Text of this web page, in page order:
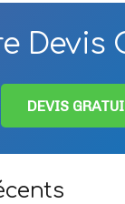
Devis
DEVIS